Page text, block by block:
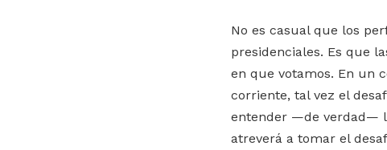
No es casual que los
presidenciales. Es que
en que votamos. En un
corriente, tal vez el
entender —de verdad—
atreverá a tomar el